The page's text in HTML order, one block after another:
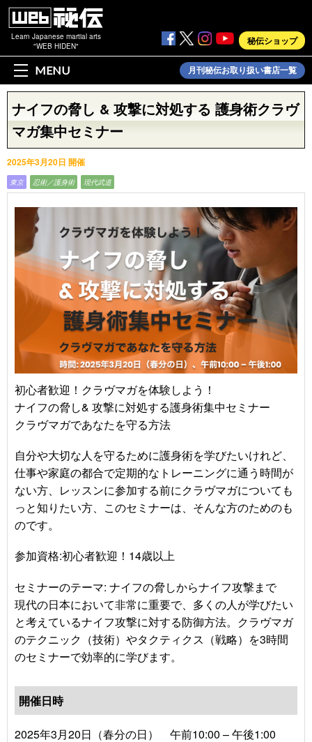
Learn Japanese martial arts
"WEB HIDEN"
秘伝ショップ
MENU 月刊秘伝お取り扱い書店一覧
ナイフの脅し & 攻撃に対処する 護身術クラヴ
マガ集中セミナー
2025年3月20日 開催
東京 忍術／護身術 現代武道
初心者歓迎！クラヴマガを体験しよう！
ナイフの脅し& 攻撃に対処する護身術集中セミナー
クラヴマガであなたを守る方法
自分や大切な人を守るために護身術を学びたいけれど、
仕事や家庭の都合で定期的なトレーニングに通う時間が
ない方、レッスンに参加する前にクラヴマガについても
っと知りたい方、このセミナーは、そんな方のためのも
のです。
参加資格:初心者歓迎！14歳以上
セミナーのテーマ: ナイフの脅しからナイフ攻撃まで
現代の日本において非常に重要で、多くの人が学びたい
と考えているナイフ攻撃に対する防御方法。クラヴマガ
のテクニック（技術）やタクティクス（戦略）を3時間
のセミナーで効率的に学びます。
開催日時
2025年3月20日（春分の日） 午前10:00 – 午後1:00